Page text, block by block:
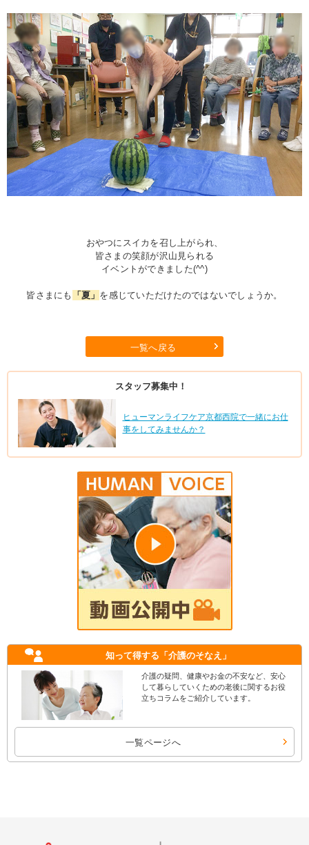
おやつにスイカを召し上がられ、
皆さまの笑顔が沢山見られる
イベントができました(^^)
皆さまにも 「夏」 を感じていただけたのではないでしょうか。
一覧へ戻る
スタッフ募集中！
ヒューマンライフケア京都西院で一緒にお仕
事をしてみませんか？
知って得する 「介護のそなえ」
介護の疑問、健康やお金の不安など、安心
して暮らしていくための老後に関するお役
立ちコラムをご紹介しています。
一覧ページへ